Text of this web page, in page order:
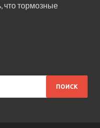
что тормозные